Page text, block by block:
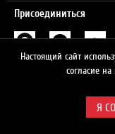
Присоединиться
Настоящий сайт
согласие